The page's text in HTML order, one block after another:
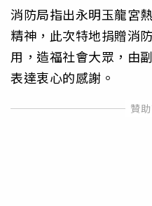
消防局指出永明玉龍宮
精神，此次特地捐贈消
用，造福社會大眾，由
表達衷心的感謝。